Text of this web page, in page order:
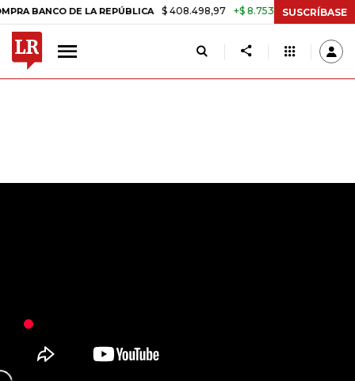
DE LA REPÚBLICA $ 408.498,97 +$ 8.753,81 +2,19% TASA DE
SUSCRÍBASE